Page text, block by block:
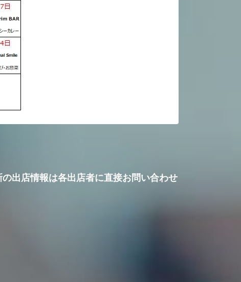
出店情報は各出店者に直接お問い合わせ